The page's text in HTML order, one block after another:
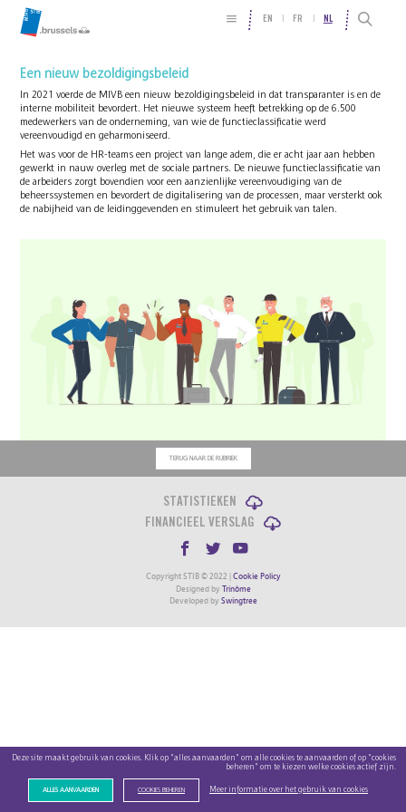
EN FR NL
Een nieuw bezoldigingsbeleid
In 2021 voerde de MIVB een nieuw bezoldigingsbeleid in dat transparanter is en de
interne mobiliteit bevordert. Het nieuwe systeem heeft betrekking op de 6.500
medewerkers van de onderneming, van wie de functieclassificatie werd
vereenvoudigd en geharmoniseerd.
Het was voor de HR-teams een project van lange adem, die er acht jaar aan hebben
gewerkt in nauw overleg met de sociale partners. De nieuwe functieclassificatie van
de arbeiders zorgt bovendien voor een aanzienlijke vereenvoudiging van de
beheerssystemen en bevordert de digitalisering van de processen, maar versterkt ook
de nabijheid van de leidinggevenden en stimuleert het gebruik van talen.
TERUG NAAR DE RUBRIEK
STATISTIEKEN
FINANCIEEL VERSLAG
Copyright STIB © 2022 | Cookie Policy
Designed by Trinôme
Developed by Swingtree
Deze site maakt gebruik van cookies. Klik op "alles aanvaarden" om alle cookies te aanvaarden of op "cookies
beheren" om te kiezen welke cookies actief zijn.
ALLES AANVAARDEN COOKIES BEHEREN Meer informatie over het gebruik van cookies